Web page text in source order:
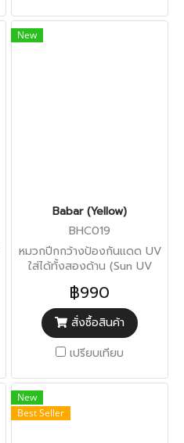
New
Babar (Yellow)
BHC019
หมวกปีกกว้างป้องกันแดด UV
ใส่ได้ทั้งสองด้าน (Sun UV
฿990
สั่งซื้อสินค้า
เปรียบเทียบ
New
Best Seller